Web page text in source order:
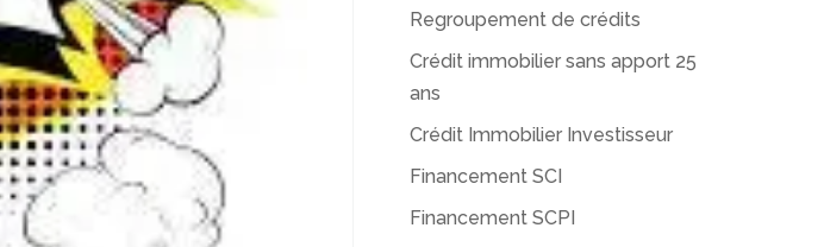
Regroupement de crédits
Crédit immobilier sans apport 25
ans
Crédit Immobilier Investisseur
Financement SCI
Financement SCPI